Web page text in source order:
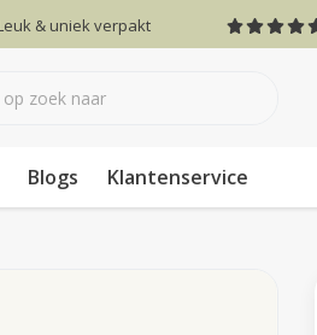
& uniek verpakt
Blogs Klantenservice